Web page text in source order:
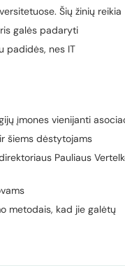
Šių žinių reikia
galės padaryti
padidės, nes IT
įmones vienijanti
šiems dėstytojams
Pauliaus
metodais, kad jie galėtų